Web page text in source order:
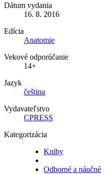
Dátum vydania
16. 8. 2016
Edícia
Anatomie
Vekové odporúčanie
14+
Jazyk
čeština
Vydavateľstvo
CPRESS
Kategorizácia
Knihy
Odborné a náučné